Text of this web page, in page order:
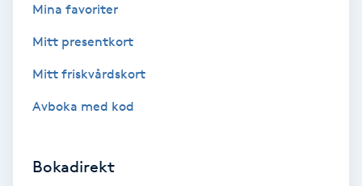
Vaccination
Vaxning brasiliansk
Mina favoriter
Mitt presentkort
Mitt friskvårdskort
Avboka med kod
Bokadirekt